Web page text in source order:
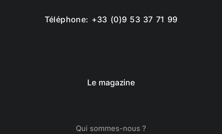
Téléphone: +33 (0)9 53 37 71 99
Le magazine
Qui sommes-nous ?